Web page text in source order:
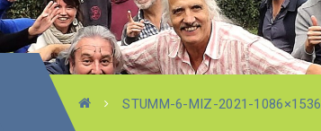
STUMM-6-MIZ-2021-1086×1536